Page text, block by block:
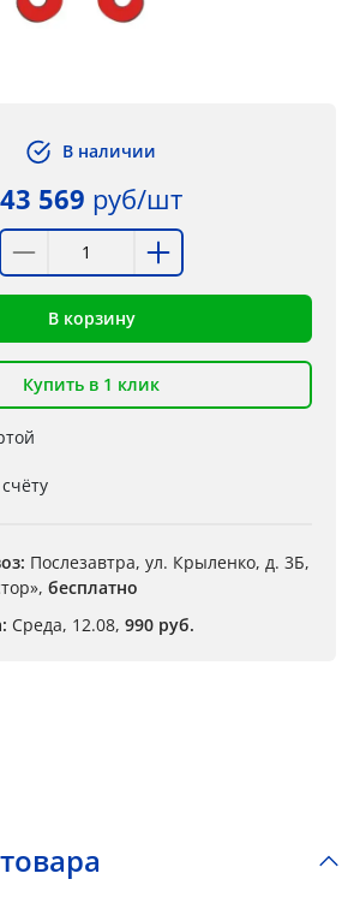
В наличии
43 569 руб/шт
В корзину
Купить в 1 клик
Послезавтра, ул. Крыленко, д. 3Б,
бесплатно
Среда, 12.08, 990 руб.